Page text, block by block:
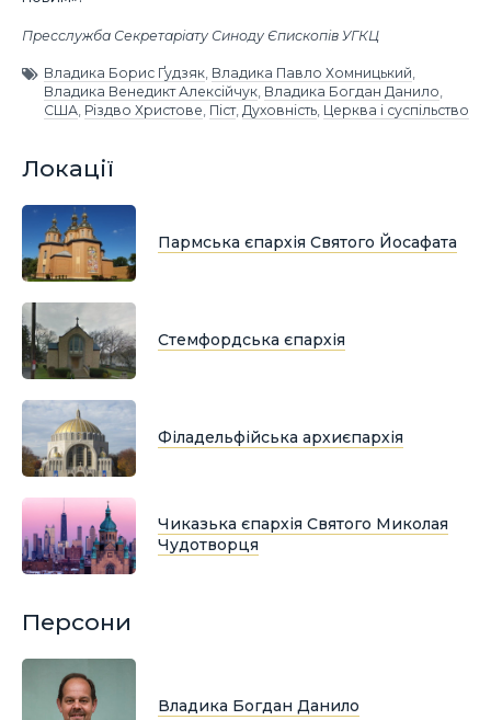
Пресслужба Секретаріату Синоду Єпископів УГКЦ
Владика Борис Ґудзяк, Владика Павло Хомницький,
Владика Венедикт Алексійчук, Владика Богдан Данило,
США, Різдво Христове, Піст, Духовність, Церква і суспільство
Локації
Пармська єпархія Святого Йосафата
Стемфордська єпархія
Філадельфійська архиєпархія
Чиказька єпархія Святого Миколая
Чудотворця
Персони
Владика Богдан Данило